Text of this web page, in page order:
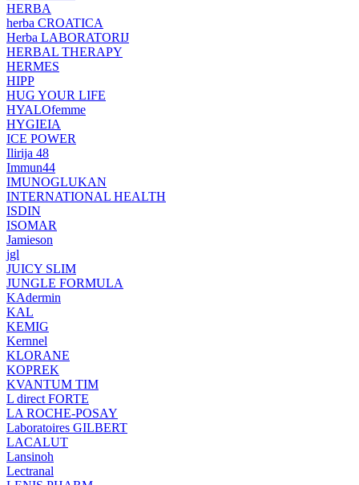
HERBA
herba CROATICA
Herba LABORATORIJ
HERBAL THERAPY
HERMES
HIPP
HUG YOUR LIFE
HYALOfemme
HYGIEIA
ICE POWER
Ilirija 48
Immun44
IMUNOGLUKAN
INTERNATIONAL HEALTH
ISDIN
ISOMAR
Jamieson
jgl
JUICY SLIM
JUNGLE FORMULA
KAdermin
KAL
KEMIG
Kernnel
KLORANE
KOPREK
KVANTUM TIM
L direct FORTE
LA ROCHE-POSAY
Laboratoires GILBERT
LACALUT
Lansinoh
Lectranal